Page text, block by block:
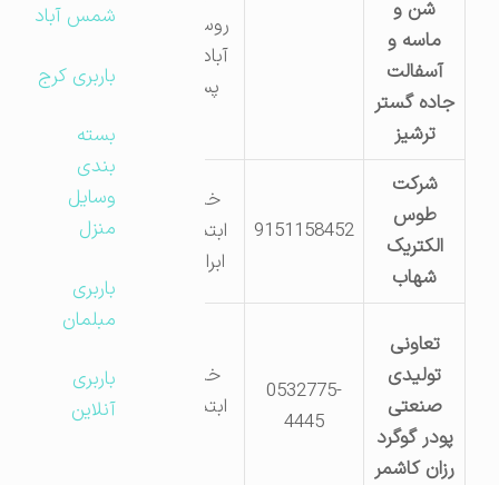
شن و
ماسه و
آسفالت
جاده گستر
ترشیز
روستای ایرج
آباد، روبروی
پست برق
شرکت
طوس
الکتریک
شهاب
9151158452
خلیل آباد
ابتدای جاده
ابراهیم آباد
تعاونی
تولیدی
صنعتی
پودر گوگرد
رزان کاشمر
0532775-
4445
خلیل آباد
ابتدای جاده
شمس آباد
باربری کرج
بسته
بندی
وسایل
منزل
باربری
مبلمان
باربری
آنلاین